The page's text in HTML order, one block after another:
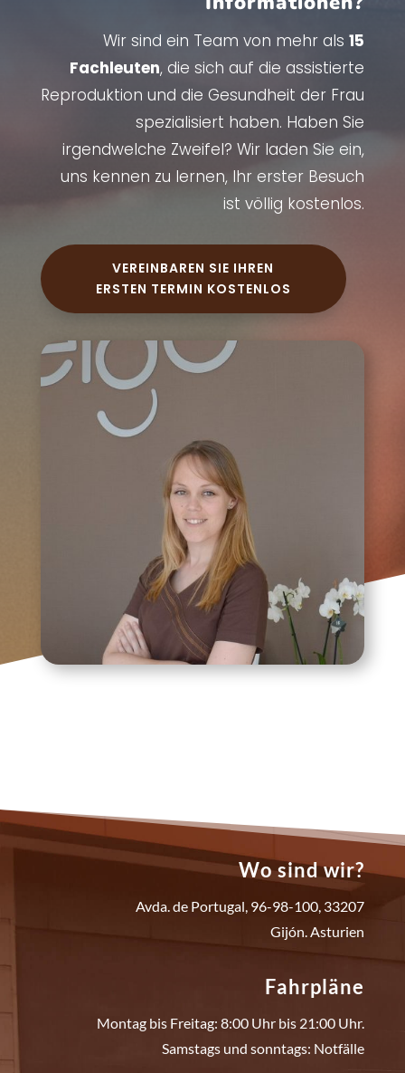
Wir sind ein Team von mehr als15
Fachleuten, die sich auf die assistierte
Reproduktion und die Gesundheit der Frau
spezialisiert haben. Haben Sie
irgendwelche Zweifel? Wir laden Sie ein,
uns kennen zu lernen, Ihr erster Besuch
ist völlig kostenlos.
VEREINBAREN SIE IHREN
ERSTEN TERMIN KOSTENLOS
Wo sind wir?
Avda. de Portugal, 96-98-100, 33207
Gijón. Asturien
Fahrpläne
Montag bis Freitag: 8:00 Uhr bis 21:00 Uhr.
Samstags und sonntags: Notfälle